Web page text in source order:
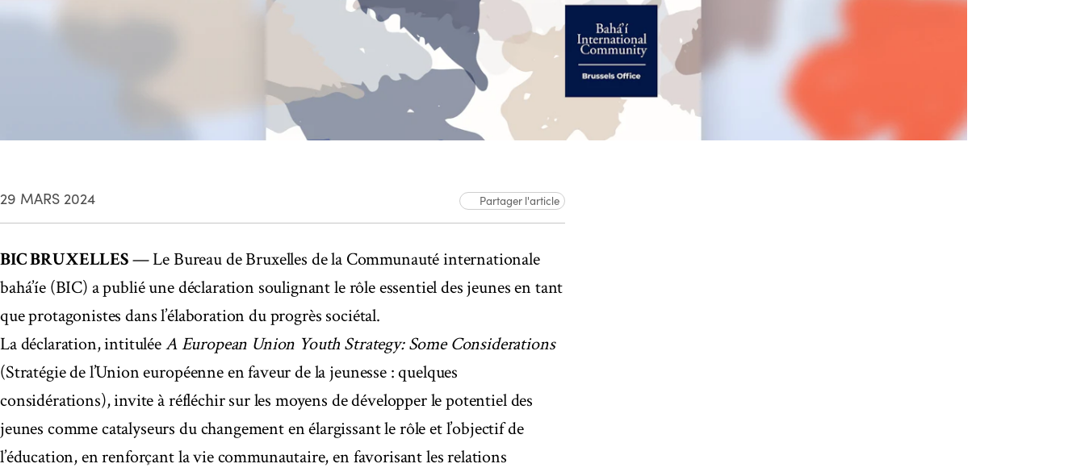
29 MARS 2024 Partager l'article
BIC BRUXELLES— Le Bureau de Bruxelles de la Communauté internationale
bahá’íe (BIC) a publié une déclaration soulignant le rôle essentiel des jeunes en tant
que protagonistes dans l’élaboration du progrès sociétal.
La déclaration, intituléeA European Union Youth Strategy: Some Considerations
(Stratégie de l’Union européenne en faveur de la jeunesse : quelques
considérations), invite à réfléchir sur les moyens de développer le potentiel des
jeunes comme catalyseurs du changement en élargissant le rôle et l’objectif de
l’éducation, en renforçant la vie communautaire, en favorisant les relations